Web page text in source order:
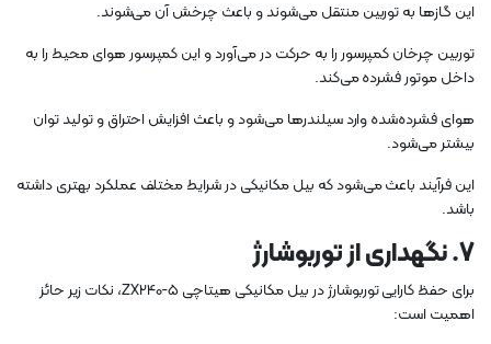
این گازها به توربین منتقل می‌شوند و باعث چرخش آن می‌شوند.
توربین چرخان کمپرسور را به حرکت در می‌آورد و این کمپرسور هوای محیط را به
داخل موتور فشرده می‌کند.
هوای فشرده‌شده وارد سیلندرها می‌شود و باعث افزایش احتراق و تولید توان
بیشتر می‌شود.
این فرآیند باعث می‌شود که بیل مکانیکی در شرایط مختلف عملکرد بهتری داشته
باشد.
7. نگهداری از توربوشارژ
برای حفظ کارایی توربوشارژ در بیل مکانیکی هیتاچی ZX240-5، نکات زیر حائز
اهمیت است: